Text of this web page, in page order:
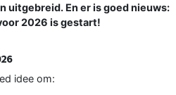
uitgebreid. En er is goed nieuws:
2026 is gestart!
idee om: